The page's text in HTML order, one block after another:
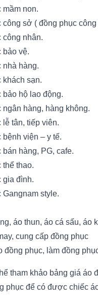
non.
sở ( đồng phục
công nhân.
bảo vệ.
nhà hàng.
sạn.
hộ lao động.
hàng, hàng không.
tân, tiếp viên.
viện – y tế.
hàng, PG, cafe.
thao.
gia đình.
style.
áo thun, áo cá sấu, áo
cung cấp đồng phục
đồng phục, làm đồng
tham khảo bảng giá áo
phục để có được chiếc